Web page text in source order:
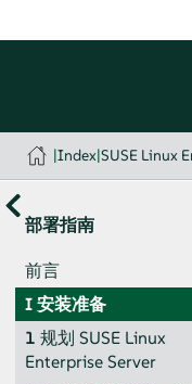
|Index|SUSE Linux
部署指南
前言
I安装准备
1 规划 SUSE Linux
Enterprise Server